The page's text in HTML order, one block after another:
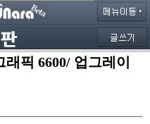
픽 6600/ 업그레이